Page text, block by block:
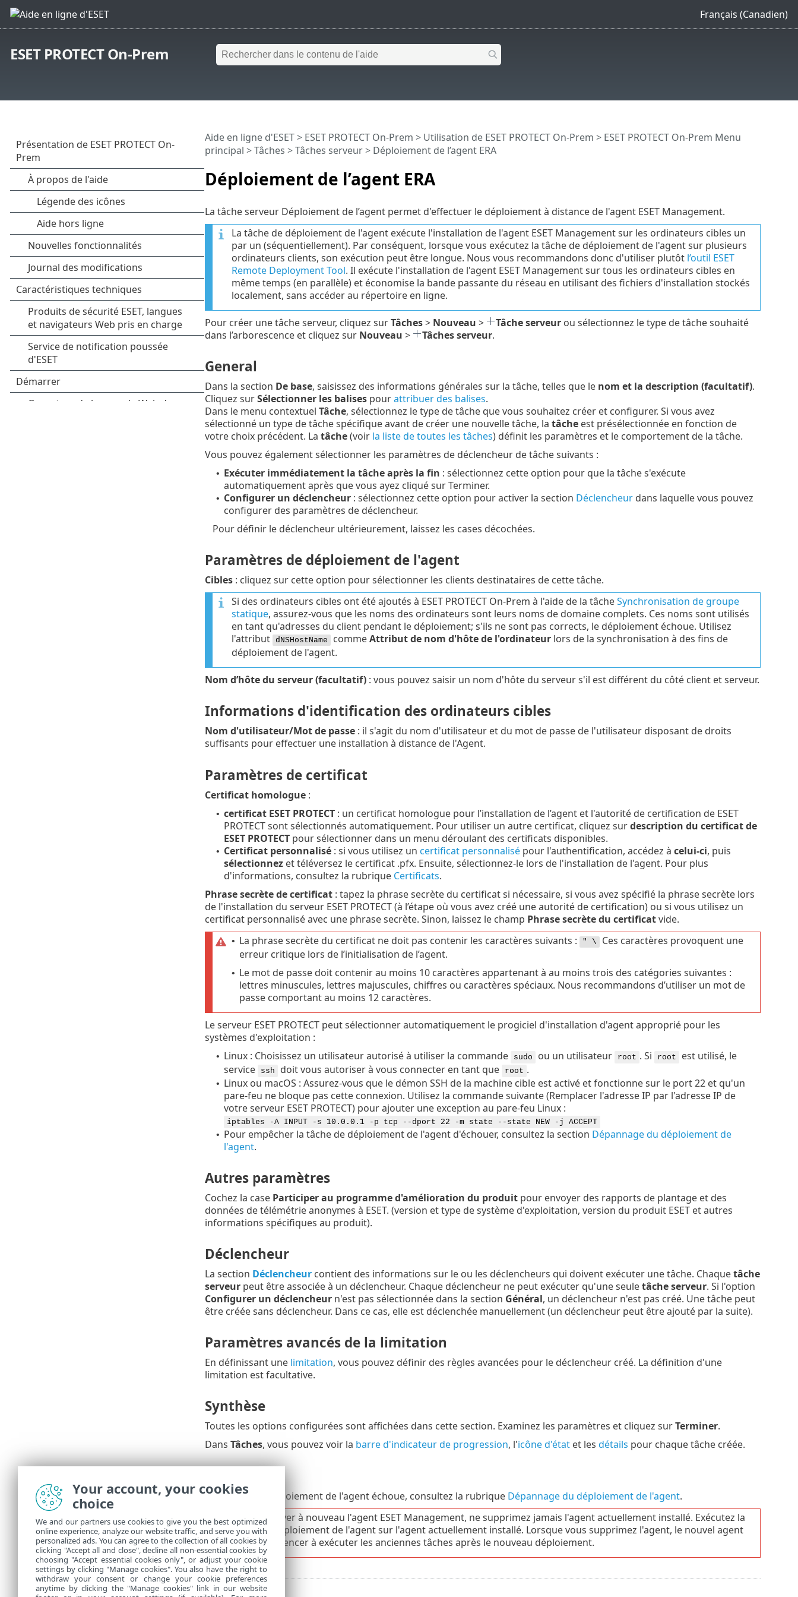
Français (Canadien)
ESET PROTECT On-Prem
Déploiement de l’agent ERA
Aide en ligne d'ESET> ESET PROTECT On-Prem > Utilisation de ESET PROTECT On-Prem > ESET PROTECT On-Prem Menu
principal >Tâches >Tâches serveur> Déploiement de l’agent ERA
La tâche serveur Déploiement de l’agent permet d'effectuer le déploiement à distance de l'agent ESET Management.
La tâche de déploiement de l'agent exécute l'installation de l'agent ESET Management sur les ordinateurs cibles un
par un (séquentiellement). Par conséquent, lorsque vous exécutez la tâche de déploiement de l'agent sur plusieurs
ordinateurs clients, son exécution peut être longue. Nous vous recommandons donc d'utiliser plutôt l’outil ESET
Remote Deployment Tool. Il exécute l'installation de l'agent ESET Management sur tous les ordinateurs cibles en
même temps (en parallèle) et économise la bande passante du réseau en utilisant des fichiers d'installation stockés
localement, sans accéder au répertoire en ligne.
Pour créer une tâche serveur, cliquez surTâches> Nouveau > Tâche serveurou sélectionnez le type de tâche souhaité
dans l’arborescence et cliquez sur Nouveau > Tâches serveur.
General
Dans la section De base, saisissez des informations générales sur la tâche, telles que le nom et la description (facultatif).
Cliquez surSélectionner les balisespourattribuer des balises.
Dans le menu contextuel Tâche, sélectionnez le type de tâche que vous souhaitez créer et configurer. Si vous avez
sélectionné un type de tâche spécifique avant de créer une nouvelle tâche, la tâcheest présélectionnée en fonction de
votre choix précédent. La tâche(voir la liste de toutes les tâches) définit les paramètres et le comportement de la tâche.
Vous pouvez également sélectionner les paramètres de déclencheur de tâche suivants :
• Exécuter immédiatement la tâche après la fin : sélectionnez cette option pour que la tâche s'exécute
automatiquement après que vous ayez cliqué sur Terminer.
• Configurer un déclencheur: sélectionnez cette option pour activer la section Déclencheurdans laquelle vous pouvez
configurer des paramètres de déclencheur.
Pour définir le déclencheur ultérieurement, laissez les cases décochées.
Paramètres de déploiement de l'agent
Cibles: cliquez sur cette option pour sélectionner les clients destinataires de cette tâche.
Si des ordinateurs cibles ont été ajoutés à ESET PROTECT On-Prem à l'aide de la tâcheSynchronisation de groupe
statique, assurez-vous que les noms des ordinateurs sont leurs noms de domaine complets. Ces noms sont utilisés
en tant qu'adresses du client pendant le déploiement; s'ils ne sont pas corrects, le déploiement échoue. Utilisez
l'attribut
dNSHostName commeAttribut de nom d'hôte de l'ordinateurlors de la synchronisation à des fins de
déploiement de l'agent.
Nom d’hôte du serveur (facultatif): vous pouvez saisir un nom d'hôte du serveur s'il est différent du côté client et serveur.
Informations d'identification des ordinateurs cibles
Nom d'utilisateur/Mot de passe: il s'agit du nom d'utilisateur et du mot de passe de l'utilisateur disposant de droits
suffisants pour effectuer une installation à distance de l'Agent.
Paramètres de certificat
Certificat homologue:
• certificat ESET PROTECT: un certificat homologue pour l’installation de l’agent et l'autorité de certification de ESET
PROTECT sont sélectionnés automatiquement. Pour utiliser un autre certificat, cliquez surdescription du certificat de
ESET PROTECTpour sélectionner dans un menu déroulant des certificats disponibles.
• Certificat personnalisé: si vous utilisez un certificat personnalisépour l'authentification, accédez à celui-ci, puis
sélectionnezet téléversez le certificat .pfx. Ensuite, sélectionnez-le lors de l'installation de l'agent. Pour plus
d'informations, consultez la rubrique Certificats.
Phrase secrète de certificat: tapez la phrase secrète du certificat si nécessaire, si vous avez spécifié la phrase secrète lors
de l'installation du serveur ESET PROTECT (à l’étape où vous avez créé une autorité de certification) ou si vous utilisez un
certificat personnalisé avec une phrase secrète. Sinon, laissez le champ Phrase secrète du certificatvide.
• La phrase secrète du certificat ne doit pas contenir les caractères suivants : " \ Ces caractères provoquent une
erreur critique lors de l’initialisation de l’agent.
• Le mot de passe doit contenir au moins 10 caractères appartenant à au moins trois des catégories suivantes :
lettres minuscules, lettres majuscules, chiffres ou caractères spéciaux. Nous recommandons d’utiliser un mot de
passe comportant au moins 12 caractères.
Le serveur ESET PROTECT peut sélectionner automatiquement le progiciel d'installation d'agent approprié pour les
systèmes d'exploitation :
• Linux : Choisissez un utilisateur autorisé à utiliser la commande sudo ou un utilisateur root . Si root
est utilisé, le
service
ssh doit vous autoriser à vous connecter en tant que root .
• Linux ou macOS : Assurez-vous que le démon SSH de la machine cible est activé et fonctionne sur le port 22 et qu'un
pare-feu ne bloque pas cette connexion. Utilisez la commande suivante (Remplacer l'adresse IP par l'adresse IP de
votre serveur ESET PROTECT) pour ajouter une exception au pare-feu Linux :
iptables -A INPUT -s 10.0.0.1 -p tcp --dport 22 -m state --state NEW -j ACCEPT
• Pour empêcher la tâche de déploiement de l'agent d'échouer, consultez la section Dépannage du déploiement de
l'agent.
Autres paramètres
Cochez la case Participer au programme d'amélioration du produitpour envoyer des rapports de plantage et des
données de télémétrie anonymes à ESET. (version et type de système d'exploitation, version du produit ESET et autres
informations spécifiques au produit).
Déclencheur
La section Déclencheurcontient des informations sur le ou les déclencheurs qui doivent exécuter une tâche. Chaquetâche
serveurpeut être associée à un déclencheur. Chaque déclencheur ne peut exécuter qu'une seuletâche serveur. Si l'option
Configurer un déclencheurn'est pas sélectionnée dans la section Général, un déclencheur n'est pas créé. Une tâche peut
être créée sans déclencheur. Dans ce cas, elle est déclenchée manuellement (un déclencheur peut être ajouté par la suite).
Paramètres avancés de la limitation
En définissant une limitation, vous pouvez définir des règles avancées pour le déclencheur créé. La définition d'une
limitation est facultative.
Synthèse
Toutes les options configurées sont affichées dans cette section. Examinez les paramètres et cliquez surTerminer.
Dans Tâches, vous pouvez voir la barre d'indicateur de progression, l'icône d'étatet les détails pour chaque tâche créée.
Si la tâche de déploiement de l'agent échoue, consultez la rubrique Dépannage du déploiement de l'agent.
Pour déployer à nouveau l'agent ESET Management, ne supprimez jamais l'agent actuellement installé. Exécutez la
tâche de déploiement de l'agent sur l'agent actuellement installé. Lorsque vous supprimez l'agent, le nouvel agent
peut commencer à exécuter les anciennes tâches après le nouveau déploiement.
Your account, your cookies
choice
We and our partners use cookies to give you the best optimized
online experience, analyze our website traffic, and serve you with
personalized ads. You can agree to the collection of all cookies by
clicking "Accept all and close", decline all non-essential cookies by
choosing "Accept essential cookies only", or adjust your cookie
settings by clicking "Manage cookies". You also have the right to
withdraw your consent or change your cookie preferences
anytime by clicking the "Manage cookies" link in our website